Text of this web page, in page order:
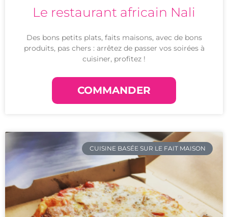
Le restaurant africain Nali
Des bons petits plats, faits maisons, avec de bons
produits, pas chers : arrêtez de passer vos soirées à
cuisiner, profitez !
COMMANDER
CUISINE BASÉE SUR LE FAIT MAISON